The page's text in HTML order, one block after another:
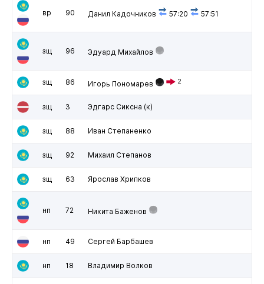
вр 90 Данил Кадочников 57:20 57:51
зщ 96 Эдуард Михайлов
зщ 86 Игорь Пономарев 2
зщ 3 Эдгарс Сиксна (к)
зщ 88 Иван Степаненко
зщ 92 Михаил Степанов
зщ 63 Ярослав Хрипков
нп 72 Никита Баженов
нп 49 Сергей Барбашев
нп 18 Владимир Волков